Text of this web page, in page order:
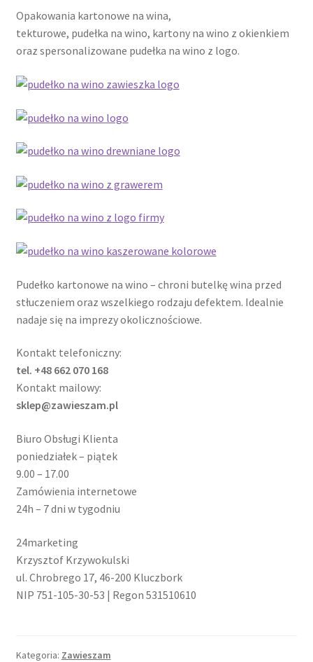
Opakowania kartonowe na wina,
tekturowe, pudełka na wino, kartony na wino z okienkiem
oraz spersonalizowane pudełka na wino z logo.
Pudełko kartonowe na wino – chroni butelkę wina przed
stłuczeniem oraz wszelkiego rodzaju defektem. Idealnie
nadaje się na imprezy okolicznościowe.
Kontakt telefoniczny:
tel. +48 662 070 168
Kontakt mailowy:
sklep@zawieszam.pl
Biuro Obsługi Klienta
poniedziałek – piątek
9.00 – 17.00
Zamówienia internetowe
24h – 7 dni w tygodniu
24marketing
Krzysztof Krzywokulski
ul. Chrobrego 17, 46-200 Kluczbork
NIP 751-105-30-53 | Regon 531510610
Kategoria: Zawieszam